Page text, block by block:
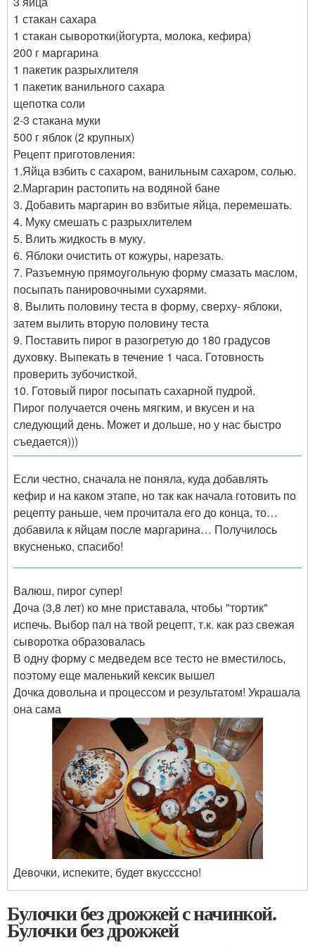
1 стакан сахара
1 стакан сыворотки(йогурта, молока, кефира)
200 г маргарина
1 пакетик разрыхлителя
1 пакетик ванильного сахара
щепотка соли
2-3 стакана муки
500 г яблок (2 крупных)
Рецепт приготовления:
1.Яйца взбить с сахаром, ванильным сахаром, солью.
2.Маргарин растопить на водяной бане
3. Добавить маргарин во взбитые яйца, перемешать.
4. Муку смешать с разрыхлителем
5. Влить жидкость в муку.
6. Яблоки очистить от кожуры, нарезать.
7. Разъемную прямоугольную форму смазать маслом,
посыпать панировочными сухарями.
8. Вылить половину теста в форму, сверху- яблоки,
затем вылить вторую половину теста
9. Поставить пирог в разогретую до 180 градусов
духовку. Выпекать в течение 1 часа. Готовность
проверить зубочисткой.
10. Готовый пирог посыпать сахарной пудрой.
Пирог получается очень мягким, и вкусен и на
следующий день. Может и дольше, но у нас быстро
съедается)))
Если честно, сначала не поняла, куда добавлять
кефир и на каком этапе, но так как начала готовить по
рецепту раньше, чем прочитала его до конца, то…
добавила к яйцам после маргарина… Получилось
вкусненько, спасибо!
Валюш, пирог супер!
Доча (3,8 лет) ко мне приставала, чтобы "тортик"
испечь. Выбор пал на твой рецепт, т.к. как раз свежая
сыворотка образовалась
В одну форму с медведем все тесто не вместилось,
поэтому еще маленький кексик вышел
Дочка довольна и процессом и результатом! Украшала
она сама
Девочки, испеките, будет вкуссссно!
Булочки без дрожжей с начинкой.
Булочки без дрожжей